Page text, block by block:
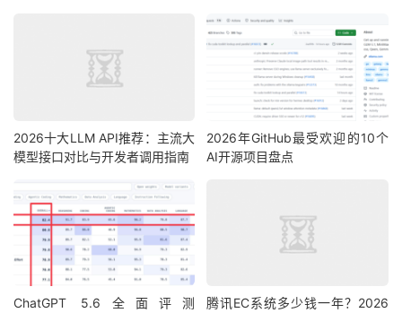
2026十大LLM API推荐：主流大
模型接口对比与开发者调用指南
2026年GitHub最受欢迎的10个
AI开源项目盘点
ChatGPT 5.6全面评测
腾讯EC系统多少钱一年？2026